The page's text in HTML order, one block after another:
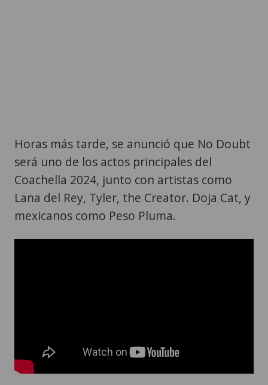
Horas más tarde, se anunció que No Doubt
será uno de los actos principales del
Coachella 2024, junto con artistas como
Lana del Rey, Tyler, the Creator. Doja Cat, y
mexicanos como Peso Pluma.